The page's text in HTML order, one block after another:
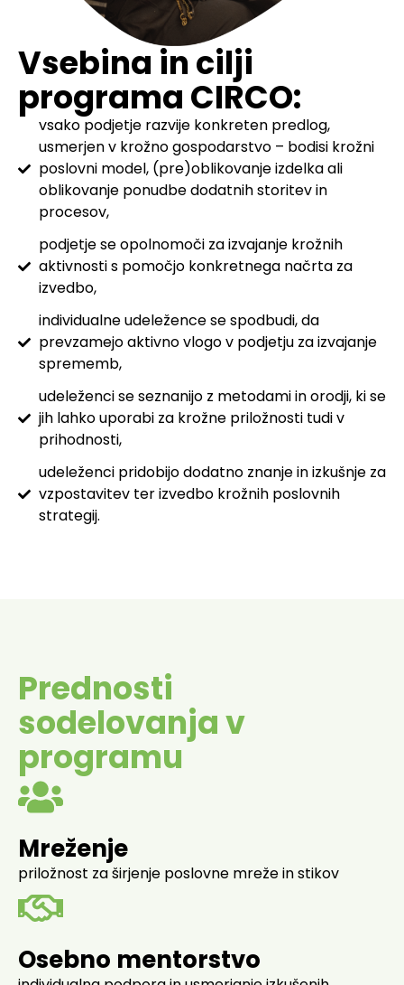
Vsebina in cilji
programa CIRCO:
vsako podjetje razvije konkreten predlog,
usmerjen v krožno gospodarstvo – bodisi krožni
poslovni model, (pre)oblikovanje izdelka ali
oblikovanje ponudbe dodatnih storitev in
procesov,
podjetje se opolnomoči za izvajanje krožnih
aktivnosti s pomočjo konkretnega načrta za
izvedbo,
individualne udeležence se spodbudi, da
prevzamejo aktivno vlogo v podjetju za izvajanje
sprememb,
udeleženci se seznanijo z metodami in orodji, ki se
jih lahko uporabi za krožne priložnosti tudi v
prihodnosti,
udeleženci pridobijo dodatno znanje in izkušnje za
vzpostavitev ter izvedbo krožnih poslovnih
strategij.
Prednosti
sodelovanja v
programu
Mreženje
priložnost za širjenje poslovne mreže in stikov
Osebno mentorstvo